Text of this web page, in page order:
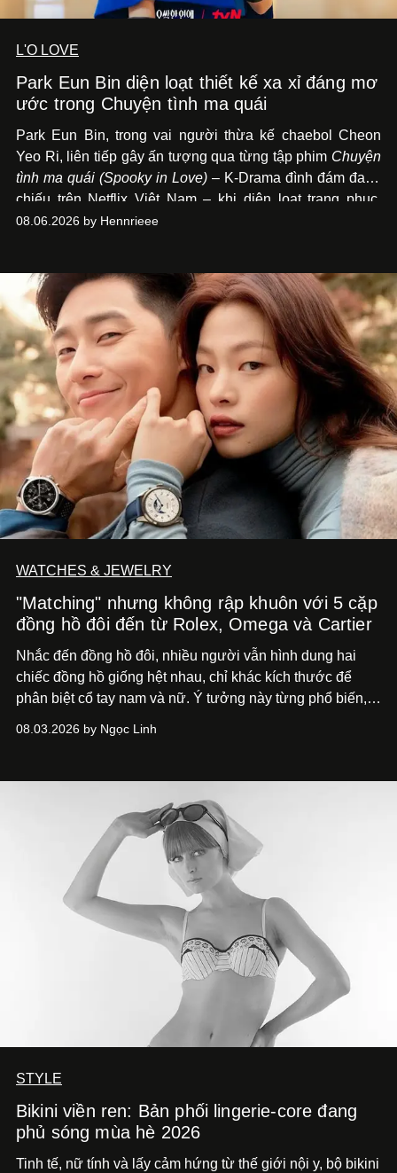
L'O LOVE
Park Eun Bin diện loạt thiết kế xa xỉ đáng mơ
ước trong Chuyện tình ma quái
Park Eun Bin, trong vai người thừa kế chaebol Cheon
Yeo Ri, liên tiếp gây ấn tượng qua từng tập phim Chuyện
tình ma quái (Spooky in Love) – K-Drama đình đám đang
chiếu trên Netflix Việt Nam – khi diện loạt trang phục,
đồng hồ & trang sức xa xỉ tương xứng với địa vị trên màn
08.06.2026 by Hennrieee
WATCHES & JEWELRY
"Matching" nhưng không rập khuôn với 5 cặp
đồng hồ đôi đến từ Rolex, Omega và Cartier
Nhắc đến đồng hồ đôi, nhiều người vẫn hình dung hai
chiếc đồng hồ giống hệt nhau, chỉ khác kích thước để
phân biệt cổ tay nam và nữ. Ý tưởng này từng phổ biến,
khá rập khuôn. Nói lời tạm biết hai phiên bản nam nữ
mải miết tìm kiếm sự đồng nhất tuyệt đối. Họ để những
đường nét, tỷ lệ và bảng màu nối liền hai thiết kế, dù mỗi
phiên bản vẫn mang linh hồn riêng.
08.03.2026 by Ngọc Linh
STYLE
Bikini viền ren: Bản phối lingerie-core đang
phủ sóng mùa hè 2026
Tinh tế, nữ tính và lấy cảm hứng từ thế giới nội y, bộ bikini